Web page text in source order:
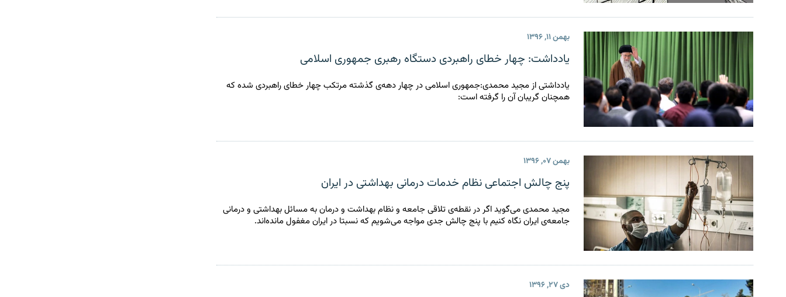
بهمن ۱۱, ۱۳۹۶
یادداشت: چهار خطای راهبردی دستگاه رهبری جمهوری اسلامی
یادداشتی از مجید محمدی:جمهوری اسلامی در چهار دهه‌ی گذشته مرتکب چهار خطای راهبردی شده که
همچنان گریبان آن را گرفته است:
بهمن ۰۷, ۱۳۹۶
پنج چالش اجتماعی نظام خدمات درمانی بهداشتی در ایران
مجید محمدی می‌گوید اگر در نقطه‌ی تلاقی جامعه و نظام بهداشت و درمان به مسائل بهداشتی و درمانی
جامعه‌ی ایران نگاه کنیم با پنج چالش جدی مواجه می‌شویم که نسبتا در ایران مغفول مانده‌اند.
دی ۲۷, ۱۳۹۶